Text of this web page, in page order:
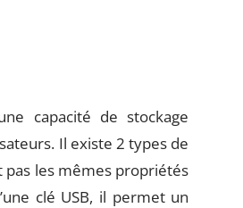
capacité de stockage
Il existe 2 types de
pas les mêmes propriétés
clé USB, il permet un